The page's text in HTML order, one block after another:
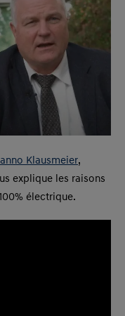
Klausmeier,
explique les raisons
électrique.